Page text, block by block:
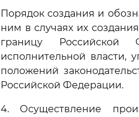
Порядок создания и
ним в случаях их
границу Российской
исполнительной власти,
положений
Российской Федерации.
4. Осуществление